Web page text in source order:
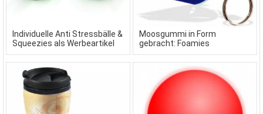
Individuelle Anti Stressbälle &
Squeezies als Werbeartikel
Moosgummi in Form
gebracht: Foamies